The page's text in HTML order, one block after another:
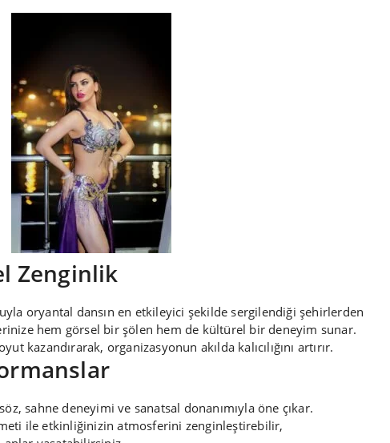
Zenginlik
oryantal dansın en etkileyici şekilde sergilendiği şehirlerden
hem görsel bir şölen hem de kültürel bir deneyim sunar.
kazandırarak, organizasyonun akılda kalıcılığını artırır.
sahne deneyimi ve sanatsal donanımıyla öne çıkar.
ile etkinliğinizin atmosferini zenginleştirebilir,